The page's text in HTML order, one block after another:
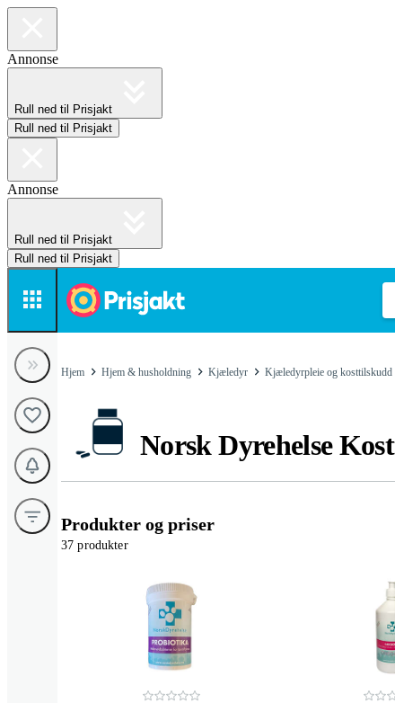
Annonse
Rull ned til Prisjakt
Rull ned til Prisjakt
Annonse
Rull ned til Prisjakt
Rull ned til Prisjakt
Hjem Hjem & husholdning Kjæledyr Kjæledyrpleie og kosttilskudd
Norsk Dyrehelse
Produkter og priser
37 produkter